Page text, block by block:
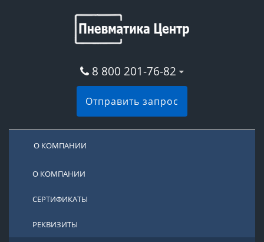
8 800 201-76-82
Отправить запрос
О КОМПАНИИ
О КОМПАНИИ
СЕРТИФИКАТЫ
РЕКВИЗИТЫ